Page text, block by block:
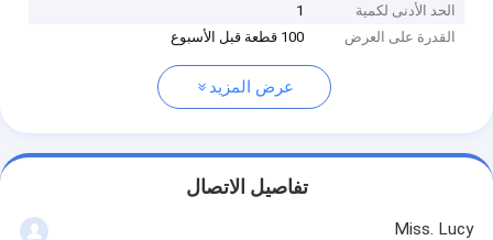
الحد الأدنى لكمية
1
القدرة على العرض
100 قطعة قبل الأسبوع
عرض المزيد
تفاصيل الاتصال
Miss. Lucy